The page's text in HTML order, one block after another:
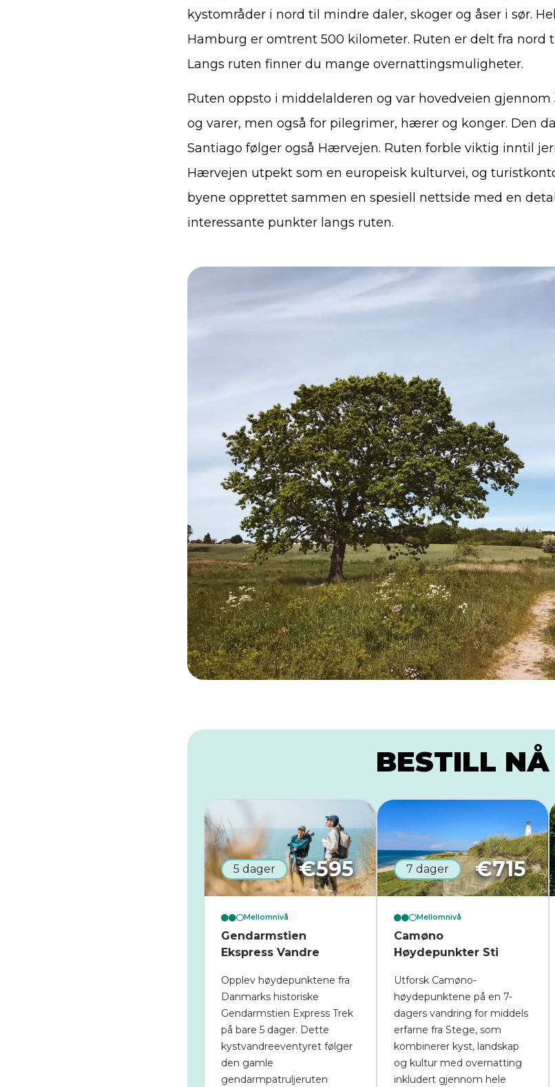
kystområder i nord til mindre daler, skoger og åser i sør.
Hamburg er omtrent 500 kilometer. Ruten er delt fra nord
Langs ruten finner du mange overnattingsmuligheter.
Ruten oppsto i middelalderen og var hovedveien
og varer, men også for pilegrimer, hærer og konger. Den
Santiago følger også Hærvejen. Ruten forble viktig inntil
Hærvejen utpekt som en europeisk kulturvei, og
byene opprettet sammen en spesiell nettside med en
interessante punkter langs ruten.
BESTILL NÅ
5 dager €595
Mellomnivå
Gendarmstien
Ekspress Vandre
Opplev høydepunktene fra
Danmarks historiske
Gendarmstien Express Trek
på bare 5 dager. Dette
kystvandreeventyret følger
den gamle
gendarmpatruljeruten
7 dager €715
Mellomnivå
Camøno
Høydepunkter Sti
Utforsk Camøno-
høydepunktene på en 7-
dagers vandring for middels
erfarne fra Stege, som
kombinerer kyst, landskap
og kultur med overnatting
inkludert gjennom hele